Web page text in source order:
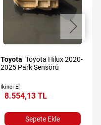
Toyota
2025 Park Sensörü
İkinci El
8.554,13 TL
Sepete Ekle